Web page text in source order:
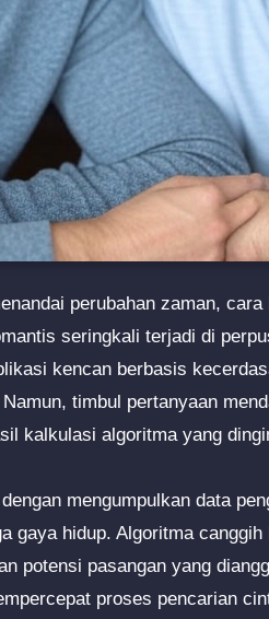
perubahan zaman,
seringkali terjadi di
kencan berbasis
timbul pertanyaan
kalkulasi algoritma yang
mengumpulkan data
gaya hidup. Algoritma
potensi pasangan yang
proses pencarian